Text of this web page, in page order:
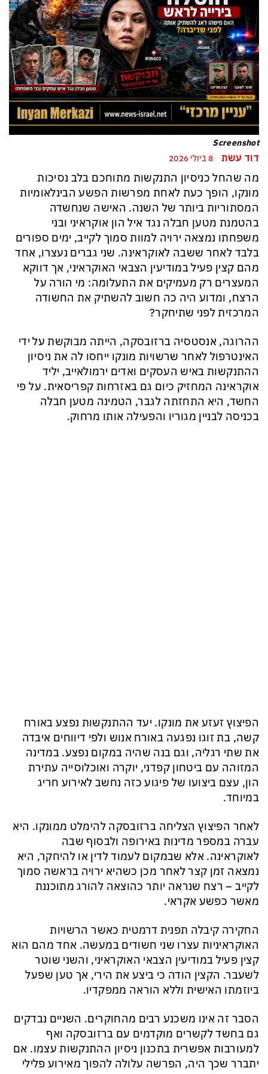
Screenshot
דוד עשת
מה שהחל כניסיון התנקשות מתוחכם בלב נסיכות
מונקו, הופך כעת לאחת מפרשות הפשע הבינלאומיות
המסתוריות ביותר של השנה. האישה שנחשדה
בהטמנת מטען חבלה נגד איל הון אוקראיני ובני
משפחתו נמצאה ירויה למוות סמוך לקייב, ימים ספורים
בלבד לאחר ששבה לאוקראינה. שני גברים נעצרו, אחד
מהם קצין פעיל במודיעין הצבאי האוקראיני, אך דווקא
המעצרים רק מעמיקים את התעלומה: מי הורה על
הרצח, ומדוע היה כה חשוב להשתיק את החשודה
המרכזית לפני שתיחקר?
ההרוגה, אנסטסיה ברזובסקה, הייתה מבוקשת על ידי
האינטרפול לאחר שרשויות מונקו ייחסו לה את ניסיון
ההתנקשות באיש העסקים ואדים ירמולאייב, יליד
אוקראינה המחזיק כיום גם באזרחות קפריסאית. על פי
החשד, היא התחזתה לגבר, הטמינה מטען חבלה
בכניסה לבניין מגוריו והפעילה אותו מרחוק.
הפיצוץ זעזע את מונקו. יעד ההתנקשות נפצע באורח
קשה, בת זוגו נפגעה באורח אנוש ולפי דיווחים איבדה
את שתי רגליה, וגם בנה שהיה במקום נפצע. במדינה
המזוהה עם ביטחון קפדני, יוקרה ואוכלוסייה עתירת
הון, עצם ביצועו של פיגוע כזה נחשב לאירוע חריג
במיוחד.
לאחר הפיצוץ הצליחה ברזובסקה להימלט ממונקו. היא
עברה במספר מדינות באירופה ולבסוף שבה
לאוקראינה. אלא שבמקום לעמוד לדין או להיחקר, היא
נמצאה זמן קצר לאחר מכן כשהיא ירויה בראשה סמוך
לקייב – רצח שנראה יותר כהוצאה להורג מתוכננת
מאשר כפשע אקראי.
החקירה קיבלה תפנית דרמטית כאשר הרשויות
האוקראיניות עצרו שני חשודים במעשה. אחד מהם הוא
קצין פעיל במודיעין הצבאי האוקראיני, והשני שוטר
לשעבר. הקצין הודה כי ביצע את הירי, אך טען שפעל
ביוזמתו האישית וללא הוראה ממפקדיו.
הסבר זה אינו משכנע רבים מהחוקרים. השניים נבדקים
גם בחשד לקשרים מוקדמים עם ברזובסקה ואף
למעורבות אפשרית בתכנון ניסיון ההתנקשות עצמו. אם
יתברר שכך היה, הפרשה עלולה להפוך מאירוע פלילי